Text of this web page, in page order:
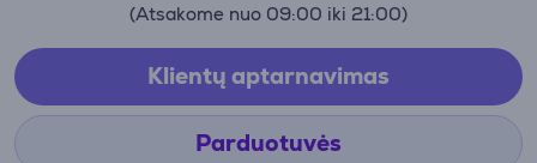
(Atsakome nuo 09:00 iki 21:00)
Klientų aptarnavimas
Parduotuvės